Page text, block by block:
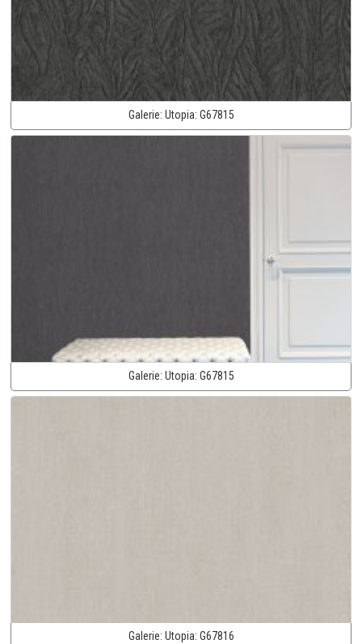
Galerie: Utopia: G67815
Galerie: Utopia: G67815
Galerie: Utopia: G67816